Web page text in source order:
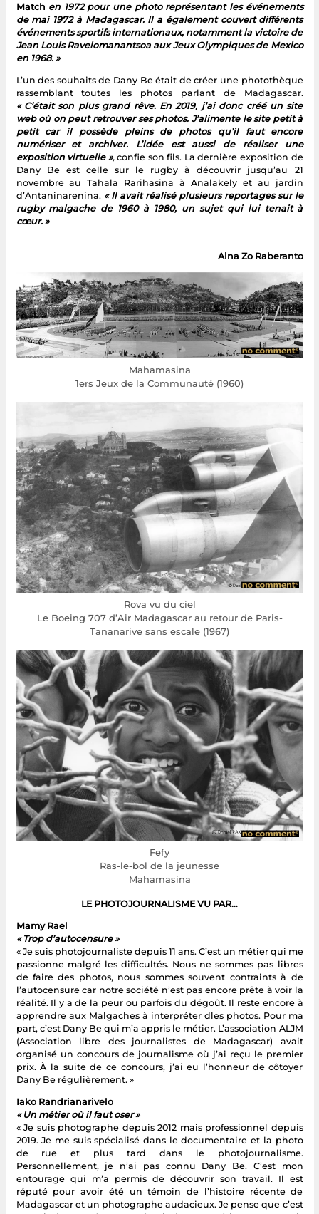
Match en 1972 pour une photo représentant les événements
de mai 1972 à Madagascar. Il a également couvert différents
événements sportifs internationaux, notamment la victoire de
Jean Louis Ravelomanantsoa aux Jeux Olympiques de Mexico
en 1968. »
L’un des souhaits de Dany Be était de créer une photothèque
rassemblant toutes les photos parlant de Madagascar.
« C’était son plus grand rêve. En 2019, j’ai donc créé un site
web où on peut retrouver ses photos. J’alimente le site petit à
petit car il possède pleins de photos qu’il faut encore
numériser et archiver. L’idée est aussi de réaliser une
exposition virtuelle »,confie son fils. La dernière exposition de
Dany Be est celle sur le rugby à découvrir jusqu’au 21
novembre au Tahala Rarihasina à Analakely et au jardin
d’Antaninarenina. « Il avait réalisé plusieurs reportages sur le
rugby malgache de 1960 à 1980, un sujet qui lui tenait à
cœur. »
Aina Zo Raberanto
Mahamasina
1ers Jeux de la Communauté (1960)
Rova vu du ciel
Le Boeing 707 d’Air Madagascar au retour de Paris-
Tananarive sans escale (1967)
Fefy
Ras-le-bol de la jeunesse
Mahamasina
LE PHOTOJOURNALISME VU PAR…
Mamy Rael
« Trop d’autocensure »
« Je suis photojournaliste depuis 11 ans. C’est un métier qui me
passionne malgré les difficultés. Nous ne sommes pas libres
de faire des photos, nous sommes souvent contraints à de
l’autocensure car notre société n’est pas encore prête à voir la
réalité. Il y a de la peur ou parfois du dégoût. Il reste encore à
apprendre aux Malgaches à interpréter dles photos. Pour ma
part, c’est Dany Be qui m’a appris le métier. L’association ALJM
(Association libre des journalistes de Madagascar) avait
organisé un concours de journalisme où j’ai reçu le premier
prix. À la suite de ce concours, j’ai eu l’honneur de côtoyer
Dany Be régulièrement. »
Iako Randrianarivelo
« Un métier où il faut oser »
« Je suis photographe depuis 2012 mais professionnel depuis
2019. Je me suis spécialisé dans le documentaire et la photo
de rue et plus tard dans le photojournalisme.
Personnellement, je n’ai pas connu Dany Be. C’est mon
entourage qui m’a permis de découvrir son travail. Il est
réputé pour avoir été un témoin de l’histoire récente de
Madagascar et un photographe audacieux. Je pense que c’est